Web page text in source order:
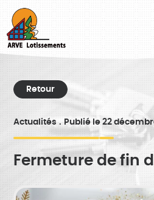
Retour
Actualités Publié le 22
Fermeture de fin